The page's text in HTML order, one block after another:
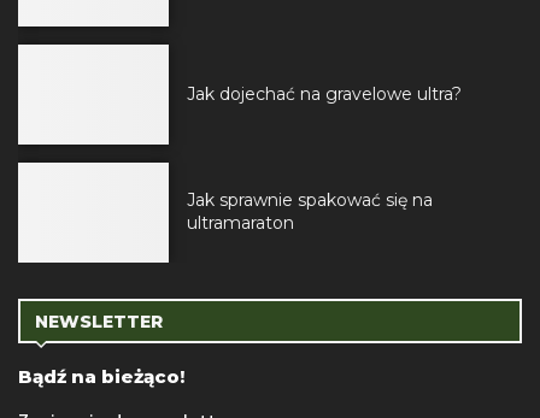
Jak dojechać na gravelowe ultra?
Jak sprawnie spakować się na
ultramaraton
NEWSLETTER
Bądź na bieżąco!